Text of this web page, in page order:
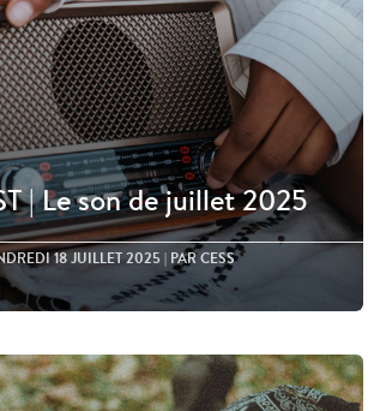
| Le son de juillet 2025
18 JUILLET 2025| PAR CESS